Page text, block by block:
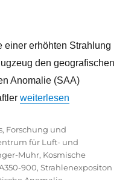
einer erhöhten Strahlung
den geografischen
Anomalie (SAA)
„Bis Reiseflughöhe 13
weiterlesen
, Forschung und
für Luft- und
Muhr, Kosmische
900,Strahlenexpositon